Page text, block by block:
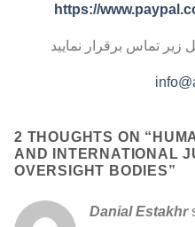
https://
2 THOUGHTS ON “
AND INTERNATIONAL
OVERSIGHT BODIES”
Danial Estakhr